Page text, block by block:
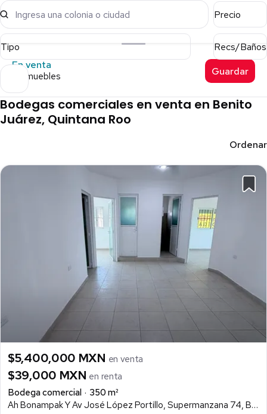
Ingresa una colonia o ciudad Precio
Tipo
Recs/Baños
En venta
8 inmuebles Guardar
Bodegas comerciales en venta en Benito
Juárez, Quintana Roo
Ordenar
$5,400,000 MXN en venta
$39,000 MXN en renta
Bodega comercial
350 m²
Ah Bonampak Y Av José López Portillo, Supermanzana 74, Benito Juárez